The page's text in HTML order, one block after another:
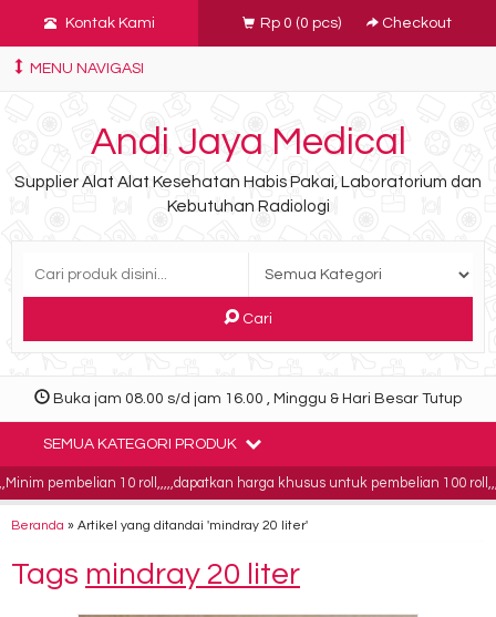
Kontak Kami Rp 0 (0 pcs) Checkout
MENU NAVIGASI
Andi Jaya Medical
Supplier Alat Alat Kesehatan Habis Pakai, Laboratorium dan
Kebutuhan Radiologi
Cari
Buka jam 08.00 s/d jam 16.00 , Minggu & Hari Besar Tutup
SEMUA KATEGORI PRODUK
pembelian 10 roll,,,,,dapatkan harga khusus untuk pembelian 100
Beranda » Artikel yang ditandai 'mindray 20 liter'
Tags mindray 20 liter